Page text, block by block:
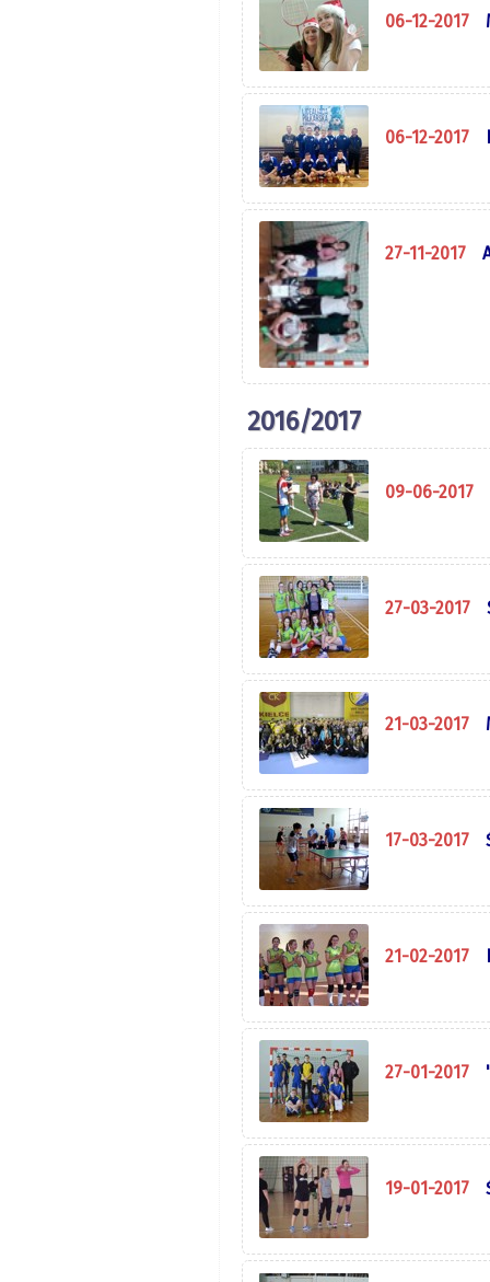
06-12-2017
06-12-2017
27-11-2017
2016/2017
09-06-2017
27-03-2017
21-03-2017
17-03-2017
21-02-2017
27-01-2017
19-01-2017